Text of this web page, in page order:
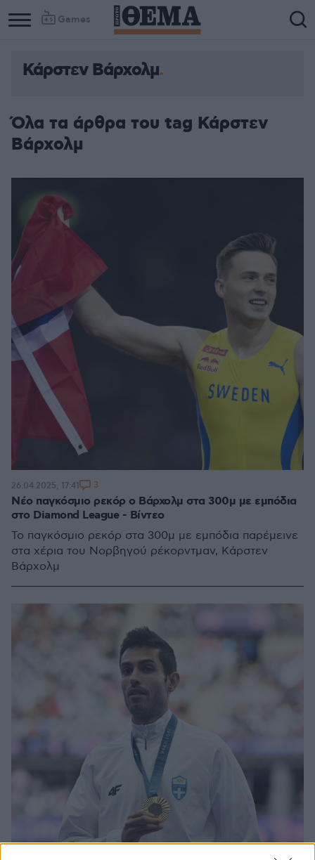
Games
Κάρστεν Βάρχολμ
Όλα τα άρθρα του tag Κάρστεν
Βάρχολμ
Νέο παγκόσμιο ρεκόρ ο Βάρχολμ στα 300μ με εμπόδια
στο Diamond League - Βίντεο
Το παγκόσμιο ρεκόρ στα 300μ με εμπόδια παρέμεινε
στα χέρια του Νορβηγού ρέκορντμαν, Κάρστεν
Βάρχολμ
26.04.2025, 17:41 3